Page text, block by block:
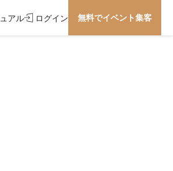
アル ログイン 無料でイベント集客